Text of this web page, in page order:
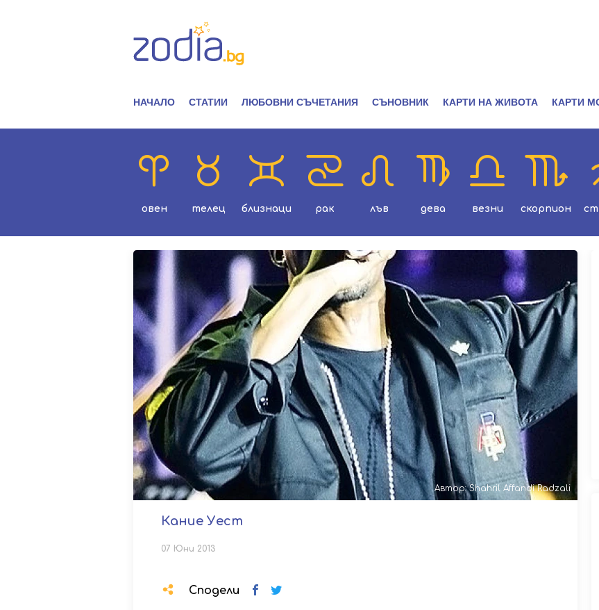
НАЧАЛО СТАТИИ ЛЮБОВНИ СЪЧЕТАНИЯ СЪНОВНИК КАРТИ НА ЖИВОТА КАРТИ
овен телец близнаци рак лъв дева везни скорпион
Автор: Shahril Affandi Radzali
Кание Уест
07 Юни 2013
Сподели